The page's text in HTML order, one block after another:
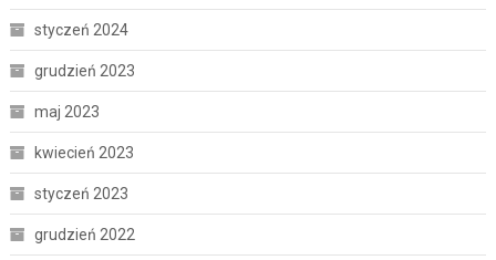
styczeń 2024
grudzień 2023
maj 2023
kwiecień 2023
styczeń 2023
grudzień 2022